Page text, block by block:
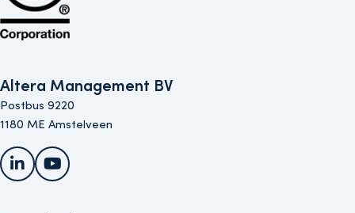
Altera Management BV
Postbus 9220
1180 ME Amstelveen
LinkedInYouTube